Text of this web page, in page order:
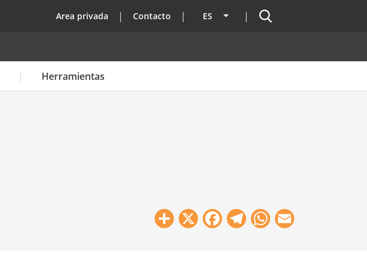
top
Area privada Contacto ES Lista adicional de acciones
Buscador
Herramientas
Share
X Facebook
Telegram
WhatsApp